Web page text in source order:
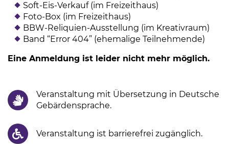
Soft-Eis-Verkauf (im Freizeithaus)
Foto-Box (im Freizeithaus)
BBW-Reliquien-Ausstellung (im Kreativraum)
Band “Error 404” (ehemalige Teilnehmende)
Eine Anmeldung ist leider nicht mehr möglich.
Veranstaltung mit Übersetzung in Deutsche
Gebärdensprache.
Veranstaltung ist barrierefrei zugänglich.